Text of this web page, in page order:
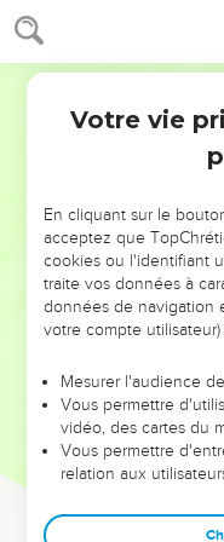
NE
ET SI LEURS
leur foi ou leur vision.
et les saisons difficiles
sont
Dans cette conférence,
clés pour avancer avec
Votre vie
En cliquant sur le
acceptez que
cookies ou l'identifiant
traite vos données à
données de navigation
votre compte
Mesurer l'audience
Vous permettre
vidéo, des cartes du
Vous permettre
relation aux